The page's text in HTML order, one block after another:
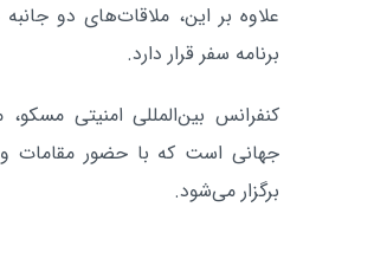
علاوه بر این، ملاقات‌های دو
برنامه سفر قرار دارد.
کنفرانس بین‌المللی امنیتی
جهانی است که با حضور مقامات و
برگزار می‌شود.